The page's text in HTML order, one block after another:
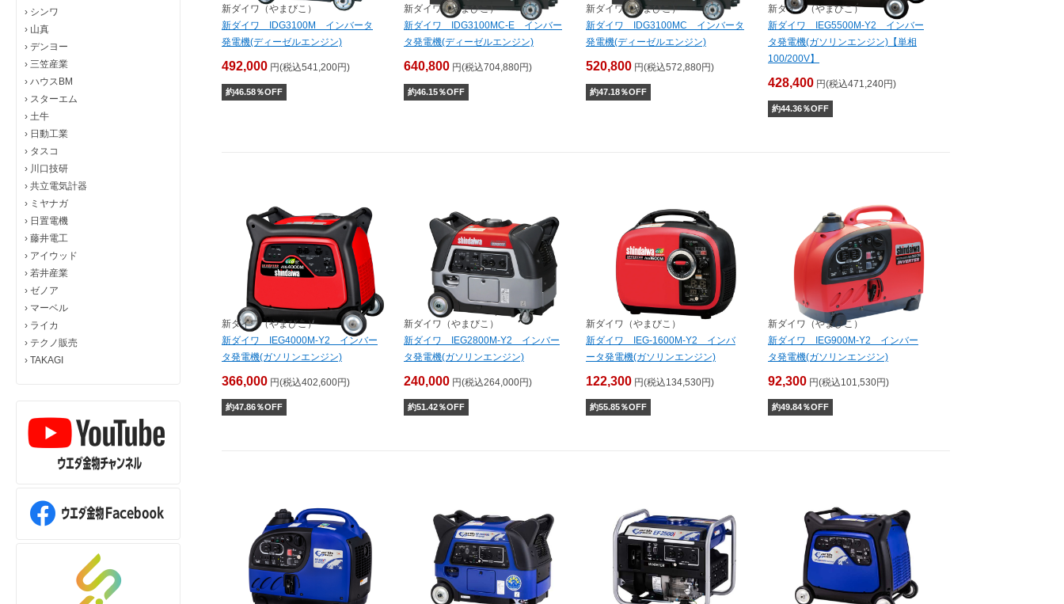
› シンワ
› 山真
› デンヨー
› 三笠産業
› ハウスBM
› スターエム
› 土牛
› 日動工業
› タスコ
› 川口技研
› 共立電気計器
› ミヤナガ
› 日置電機
› 藤井電工
› アイウッド
› 若井産業
› ゼノア
› マーベル
› ライカ
› テクノ販売
› TAKAGI
新ダイワ（やまびこ）
新ダイワ IDG3100M インバータ
発電機(ディーゼルエンジン)
492,000 円(税込541,200円)
約46.58％OFF
新ダイワ（やまびこ）
新ダイワ IDG3100MC-E インバー
タ発電機(ディーゼルエンジン)
640,800 円(税込704,880円)
約46.15％OFF
新ダイワ（やまびこ）
新ダイワ IDG3100MC インバータ
発電機(ディーゼルエンジン)
520,800 円(税込572,880円)
約47.18％OFF
新ダイワ（やまびこ）
新ダイワ IEG5500M-Y2 インバー
タ発電機(ガソリンエンジン)【単相
100/200V】
428,400 円(税込471,240円)
約44.36％OFF
新ダイワ（やまびこ）
新ダイワ IEG4000M-Y2 インバー
タ発電機(ガソリンエンジン)
366,000 円(税込402,600円)
約47.86％OFF
新ダイワ（やまびこ）
新ダイワ IEG2800M-Y2 インバー
タ発電機(ガソリンエンジン)
240,000 円(税込264,000円)
約51.42％OFF
新ダイワ（やまびこ）
新ダイワ IEG-1600M-Y2 インバ
ータ発電機(ガソリンエンジン)
122,300 円(税込134,530円)
約55.85％OFF
新ダイワ（やまびこ）
新ダイワ IEG900M-Y2 インバー
タ発電機(ガソリンエンジン)
92,300 円(税込101,530円)
約49.84％OFF